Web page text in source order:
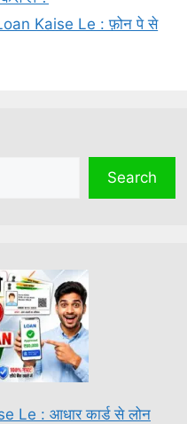
Kaise Le : फ़ोन पे से
Search
Le : आधार कार्ड से लोन